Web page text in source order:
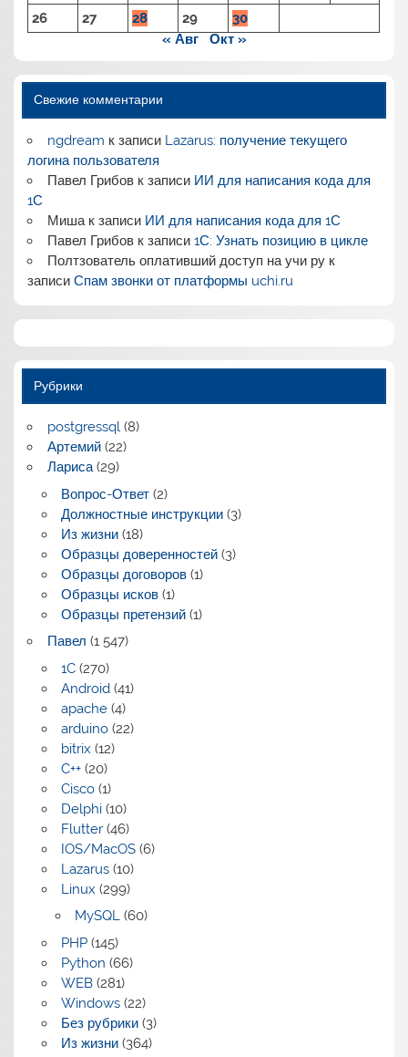
26
27 28 29
30
« Авг
Окт »
Свежие комментарии
ngdream к записи Lazarus: получение текущего
логина пользователя
Павел Грибовк записи ИИ для написания кода для
1С
Мишак записи ИИ для написания кода для 1С
Павел Грибовк записи 1С: Узнать позицию в цикле
Полтзователь оплативший доступ на учи рук
записиСпам звонки от платформы uchi.ru
Рубрики
postgressql(8)
Артемий(22)
Лариса(29)
Вопрос-Ответ(2)
Должностные инструкции(3)
Из жизни(18)
Образцы доверенностей(3)
Образцы договоров(1)
Образцы исков(1)
Образцы претензий(1)
Павел (1 547)
1C(270)
Android(41)
apache(4)
arduino(22)
bitrix (12)
C++(20)
Cisco(1)
Delphi(10)
Flutter(46)
IOS/MacOS(6)
Lazarus(10)
Linux (299)
MySQL(60)
PHP(145)
Python (66)
WEB(281)
Windows(22)
Без рубрики(3)
Из жизни(364)